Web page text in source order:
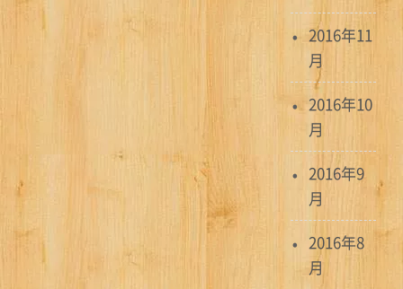
2016年11
月
2016年10
月
2016年9
月
2016年8
月